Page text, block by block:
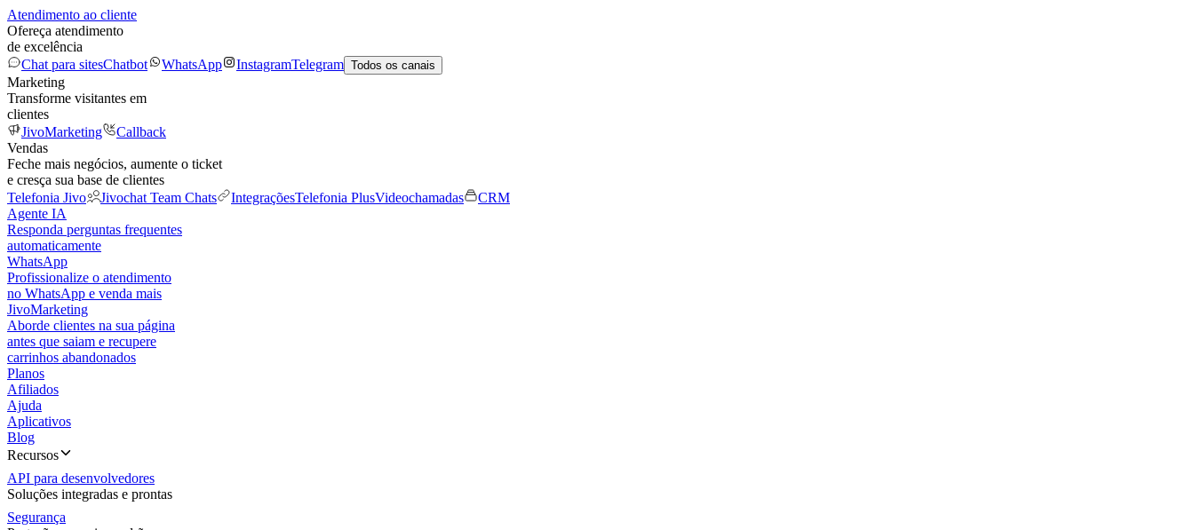
Atendimento ao cliente
Ofereça atendimento
de excelência
Chat para sitesChatbot WhatsApp InstagramTelegram Todos os canais
Marketing
Transforme visitantes em
clientes
JivoMarketing
Callback
Vendas
Feche mais negócios, aumente o ticket
e cresça sua base de clientes
Telefonia Jivo
Jivochat Team Chats IntegraçõesTelefonia PlusVideochamadas
CRM
Agente IA
Responda perguntas frequentes
automaticamente
WhatsApp
Profissionalize o atendimento
no WhatsApp e venda mais
JivoMarketing
Aborde clientes na sua página
antes que saiam e recupere
carrinhos abandonados
Planos
Afiliados
Ajuda
Aplicativos
Blog
Recursos
API para desenvolvedores
Soluções integradas e prontas
Segurança